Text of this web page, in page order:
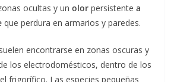
ocultas y un olor persistente a
que perdura en armarios y paredes.
encontrarse en zonas oscuras y
los electrodomésticos, dentro de los
frigorífico. Las especies pequeñas